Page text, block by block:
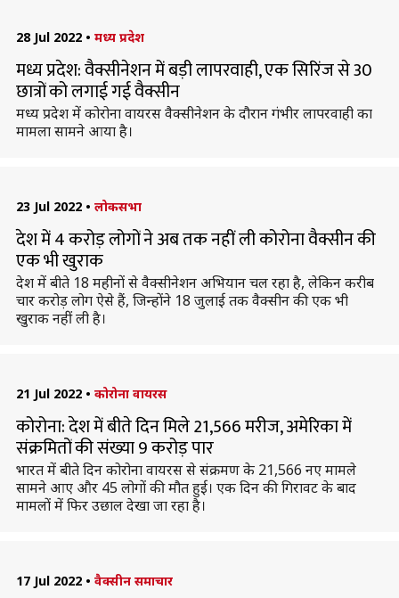
28 Jul 2022 • मध्य प्रदेश
मध्य प्रदेश: वैक्सीनेशन में बड़ी लापरवाही, एक सिरिंज से 30
छात्रों को लगाई गई वैक्सीन
मध्य प्रदेश में कोरोना वायरस वैक्सीनेशन के दौरान गंभीर लापरवाही का
मामला सामने आया है।
23 Jul 2022 • लोकसभा
देश में 4 करोड़ लोगों ने अब तक नहीं ली कोरोना वैक्सीन की
एक भी खुराक
देश में बीते 18 महीनों से वैक्सीनेशन अभियान चल रहा है, लेकिन करीब
चार करोड़ लोग ऐसे हैं, जिन्होंने 18 जुलाई तक वैक्सीन की एक भी
खुराक नहीं ली है।
21 Jul 2022 • कोरोना वायरस
कोरोना: देश में बीते दिन मिले 21,566 मरीज, अमेरिका में
संक्रमितों की संख्या 9 करोड़ पार
भारत में बीते दिन कोरोना वायरस से संक्रमण के 21,566 नए मामले
सामने आए और 45 लोगों की मौत हुई। एक दिन की गिरावट के बाद
मामलों में फिर उछाल देखा जा रहा है।
17 Jul 2022 • वैक्सीन समाचार